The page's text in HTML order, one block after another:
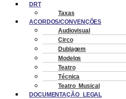
DRT
Taxas
ACORDOS/CONVENÇÕES
Audiovisual
Circo
Dublagem
Modelos
Teatro
Técnica
Teatro Musical
DOCUMENTAÇÃO LEGAL